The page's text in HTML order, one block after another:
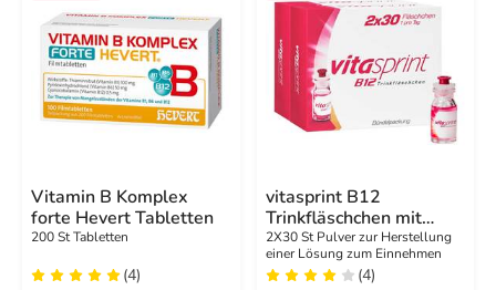
Vitamin B Komplex
forte Hevert Tabletten
200 St Tabletten
(4)
vitasprint B12
Trinkfläschchen mit
Vitamin B12 für mehr
Energie
2X30 St Pulver zur Herstellung
einer Lösung zum Einnehmen
(4)